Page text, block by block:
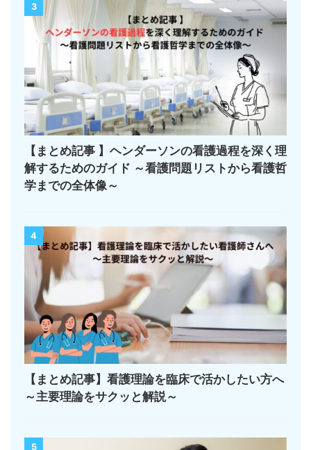
3
【まとめ記事 】ヘンダーソンの看護過程を深く理
解するためのガイド ～看護問題リストから看護哲
学までの全体像～
4
【まとめ記事】看護理論を臨床で活かしたい方へ
～主要理論をサクッと解説～
5